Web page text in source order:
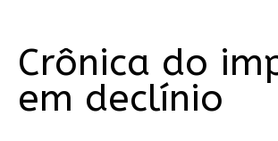
Crônica do
em declínio